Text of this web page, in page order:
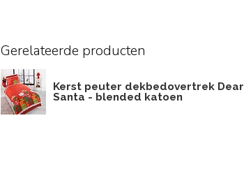
Gerelateerde producten
Kerst peuter dekbedovertrek Dear
Santa - blended katoen